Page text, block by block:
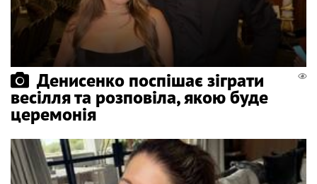
Денисенко поспішає зіграти
весілля та розповіла, якою буде
церемонія